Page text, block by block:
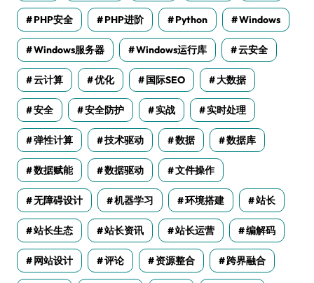
PHP安全 PHP进阶 Python Windows
Windows服务器 Windows运行库 云安全
云计算 优化 国际SEO 大数据
安全 安全防护 实战 实时处理
弹性计算 技术驱动 数据 数据库
数据赋能 数据驱动 文件操作
无障碍设计 机器学习 环境搭建 站长
站长生态 站长资讯 站长运营 编解码
网站设计 评论 资源整合 跨界融合